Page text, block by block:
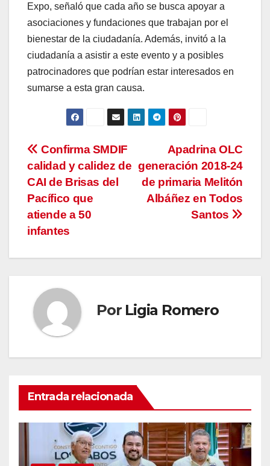
Expo, señaló que cada año se busca apoyar a
asociaciones y fundaciones que trabajan por el
bienestar de la ciudadanía. Además, invitó a la
ciudadanía a asistir a este evento y a posibles
patrocinadores que podrían estar interesados en
sumarse a esta gran causa.
Navegación
de
entradas
Apadrina OLC
generación 2018-24
de primaria Melitón
Albáñez en Todos
Santos
Confirma SMDIF
calidad y calidez de
CAI de Brisas del
Pacífico que
atiende a 50
infantes
Por Ligia Romero
Entrada relacionada